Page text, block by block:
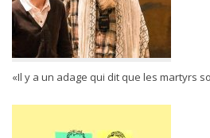
«Il y a un adage qui dit que les martyrs